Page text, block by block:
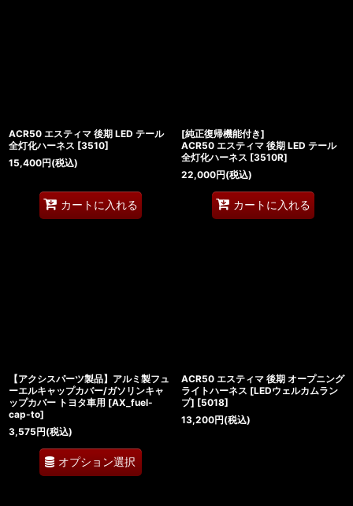
ACR50 エスティマ 後期 LED テール
全灯化ハーネス [3510]
15,400円(税込)
カートに入れる
[純正復帰機能付き]
ACR50 エスティマ 後期 LED テール
全灯化ハーネス [3510R]
22,000円(税込)
カートに入れる
【アクシスパーツ製品】アルミ製フュ
ーエルキャップカバー/ガソリンキャ
ップカバー トヨタ車用 [AX_fuel-
cap-to]
3,575円(税込)
オプション選択
ACR50 エスティマ 後期 オープニング
ライトハーネス [LEDウェルカムラン
プ] [5018]
13,200円(税込)